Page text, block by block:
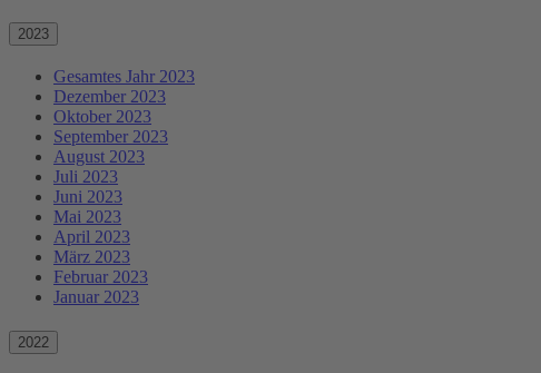
2023
Gesamtes Jahr 2023
Dezember 2023
Oktober 2023
September 2023
August 2023
Juli 2023
Juni 2023
Mai 2023
April 2023
März 2023
Februar 2023
Januar 2023
2022